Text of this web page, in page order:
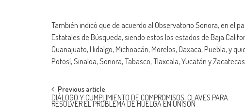
También indicó que de acuerdo al Observatorio Sonora, en el
Estatales de Búsqueda, siendo estos los estados de Baja
Guanajuato, Hidalgo, Michoacán, Morelos, Oaxaca, Puebla, y
Potosí, Sinaloa, Sonora, Tabasco, Tlaxcala, Yucatán y
Post
Previous article
DIÁLOGO Y CUMPLIMIENTO DE COMPROMISOS, CLAVES PARA
RESOLVER EL PROBLEMA DE HUELGA EN UNISON